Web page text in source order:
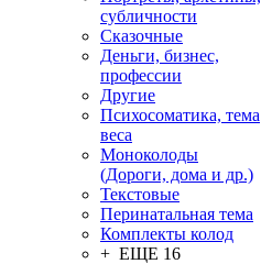
субличности
Сказочные
Деньги, бизнес,
профессии
Другие
Психосоматика, тема
веса
Моноколоды
(Дороги, дома и др.)
Текстовые
Перинатальная тема
Комплекты колод
+ ЕЩЕ 16